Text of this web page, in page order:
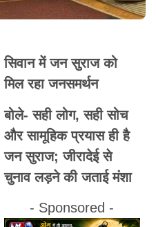
सिवान में जन सुराज को
मिल रहा जनसमर्थन
बोले- सही लोग, सही सोच
और सामूहिक प्रयास ही है
जन सुराज; जीरादेई से
चुनाव लड़ने की जताई मंशा
- Sponsored -